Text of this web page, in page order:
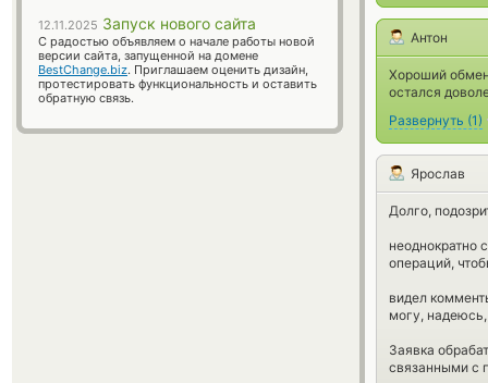
Антон
Хороший
остался
Развернуть (1)
Ярослав
Долго,
неоднократно
операций,
видел
могу, надеюсь,
Заявка
связанными с
12.11.2025 Запуск нового сайта
С радостью объявляем о начале работы новой
версии сайта, запущенной на домене
BestChange.biz. Приглашаем оценить дизайн,
протестировать функциональность и оставить
обратную связь.